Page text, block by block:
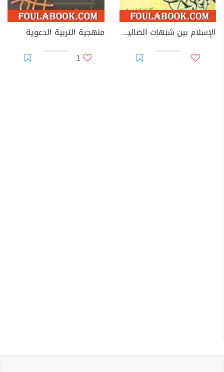
الإسلام بين شبهات الضالين وأكاذيب المفترين
منهجية التربية الدعوية
1